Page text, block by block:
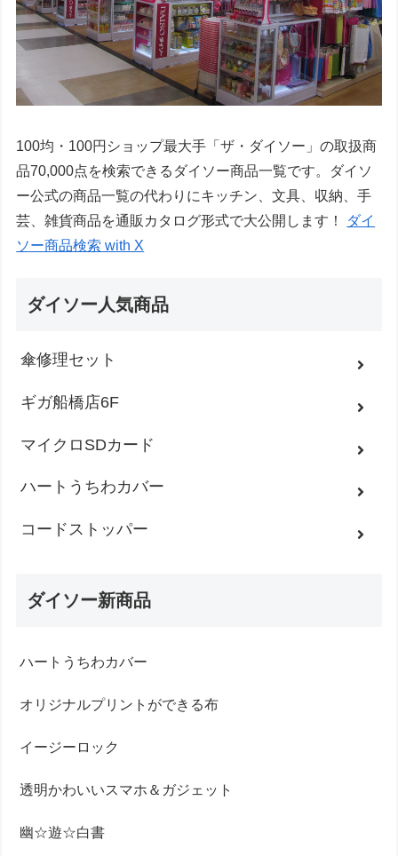
100均・100円ショップ最大手「ザ・ダイソー」の取扱商
品70,000点を検索できるダイソー商品一覧です。ダイソ
ー公式の商品一覧の代わりにキッチン、文具、収納、手
芸、雑貨商品を通販カタログ形式で大公開します！
ダイ
ソー商品検索 with X
ダイソー人気商品
傘修理セット
ギガ船橋店6F
マイクロSDカード
ハートうちわカバー
コードストッパー
ダイソー新商品
ハートうちわカバー
オリジナルプリントができる布
イージーロック
透明かわいいスマホ＆ガジェット
幽☆遊☆白書